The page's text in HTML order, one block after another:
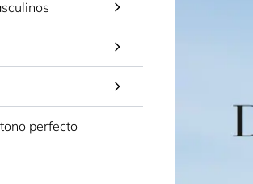
perfecto